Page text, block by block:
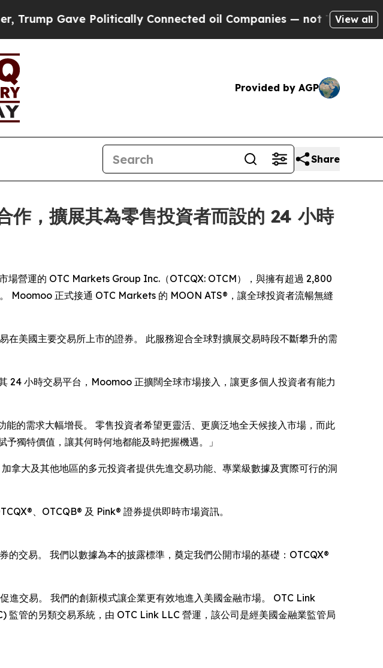
Gave Politically Connected oil Companies — not Taxpayers — the
View all
Provided by AGP
Share
，擴展其為零售投資者而設的 24 小時
營運的 OTC Markets Group Inc.（OTCQX: OTCM），與擁有超過 2,800
Moomoo 正式接通 OTC Markets 的 MOON ATS®，讓全球投資者流暢無縫
美國主要交易所上市的證券。 此服務迎合全球對擴展交易時段不斷攀升的需
小時交易平台，Moomoo 正擴闊全球市場接入，讓更多個人投資者有能力
的需求大幅增長。 零售投資者希望更靈活、更廣泛地全天候接入市場，而此
獨特價值，讓其何時何地都能及時把握機遇。」
拿大及其他地區的多元投資者提供先進交易功能、專業級數據及實際可行的洞
、OTCQB® 及 Pink® 證券提供即時市場資訊。
交易。 我們以數據為本的披露標準，奠定我們公開市場的基礎：OTCQX®
進交易。 我們的創新模式讓企業更有效地進入美國金融市場。 OTC Link
管的另類交易系統，由 OTC Link LLC 營運，該公司是經美國金融業監管局